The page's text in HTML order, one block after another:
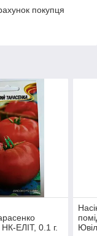
покупця
ЕЛІТ, 0.1 г.